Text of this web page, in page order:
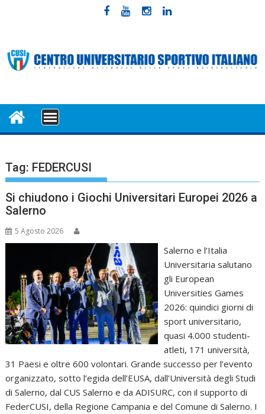
MENU
Tag: FEDERCUSI
Si chiudono i Giochi Universitari Europei 2026 a
Salerno
5 Agosto 2026
Salerno e l’Italia
Universitaria salutano
gli European
Universities Games
2026: quindici giorni di
sport universitario,
quasi 4.000 studenti-
atleti, 171 università,
31 Paesi e oltre 600 volontari. Grande successo per l’evento
organizzato, sotto l’egida dell’EUSA, dall’Università degli Studi
di Salerno, dal CUS Salerno e da ADISURC, con il supporto di
FederCUSI, della Regione Campania e del Comune di Salerno. I